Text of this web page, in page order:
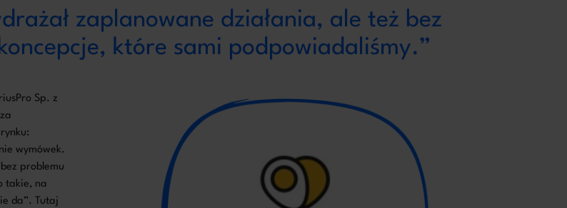
zaplanowane działania, ale też bez
które sami podpowiadaliśmy.”
Sp. z
wymówek.
problemu
takie, na
da”. Tutaj